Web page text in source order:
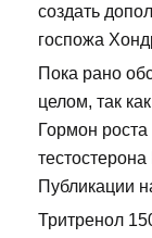
создать
госпожа
Пока рано
целом, так
Гормон
Публикации
Тритренол